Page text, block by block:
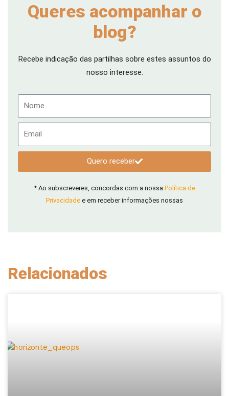
Queres acompanhar o
blog?
Recebe indicação das partilhas sobre estes assuntos do
nosso interesse.
Quero receber
* Ao subscreveres, concordas com a nossa Política de
Privacidade e em receber informações nossas
Relacionados